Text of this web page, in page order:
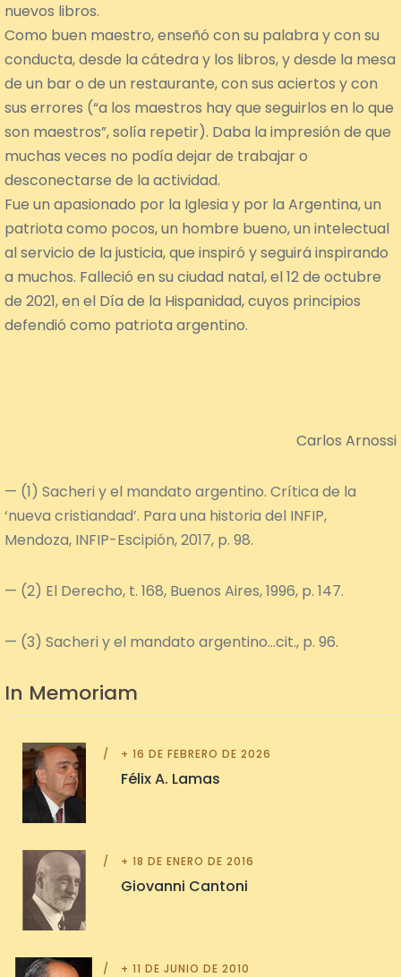
nuevos libros.
Como buen maestro, enseñó con su palabra y con su
conducta, desde la cátedra y los libros, y desde la mesa
de un bar o de un restaurante, con sus aciertos y con
sus errores (“a los maestros hay que seguirlos en lo que
son maestros”, solía repetir). Daba la impresión de que
muchas veces no podía dejar de trabajar o
desconectarse de la actividad.
Fue un apasionado por la Iglesia y por la Argentina, un
patriota como pocos, un hombre bueno, un intelectual
al servicio de la justicia, que inspiró y seguirá inspirando
a muchos. Falleció en su ciudad natal, el 12 de octubre
de 2021, en el Día de la Hispanidad, cuyos principios
defendió como patriota argentino.
Carlos Arnossi
(1) Sacheri y el mandato argentino. Crítica de la
‘nueva cristiandad’. Para una historia del INFIP,
Mendoza, INFIP-Escipión, 2017, p. 98.
(2) El Derecho, t. 168, Buenos Aires, 1996, p. 147.
(3) Sacheri y el mandato argentino…cit., p. 96.
In Memoriam
+ 16 DE FEBRERO DE 2026
Félix A. Lamas
+ 18 DE ENERO DE 2016
Giovanni Cantoni
+ 11 DE JUNIO DE 2010